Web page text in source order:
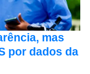
mas
por dados da